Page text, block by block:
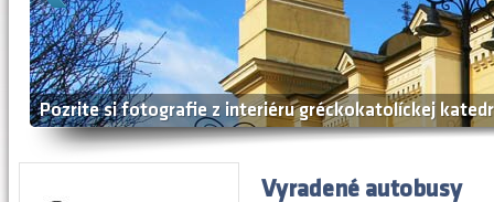
Pohľady na mesto z Hotela DoubleTree by Hilton
Vyradené autobusy